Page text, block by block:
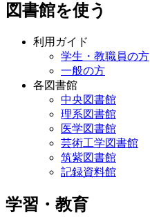
図書館を使う
利用ガイド
学生・教職員の方
一般の方
各図書館
中央図書館
理系図書館
医学図書館
芸術工学図書館
筑紫図書館
記録資料館
学習・教育